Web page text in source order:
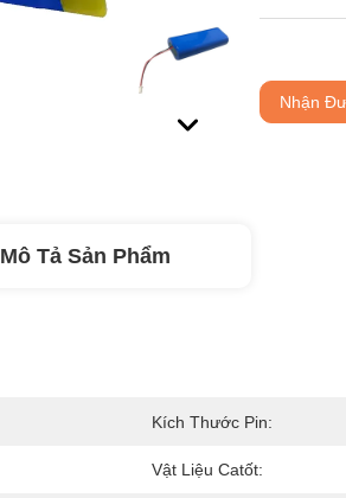
Nhận
Mô Tả Sản Phẩm
Kích Thước Pin:
Vật Liệu Catốt: